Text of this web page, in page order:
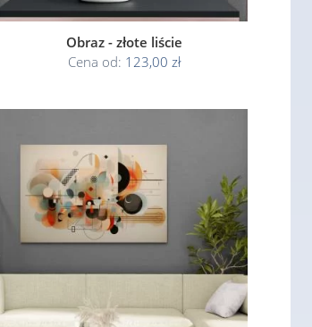
Obraz - złote liście
Cena od: 123,00 zł